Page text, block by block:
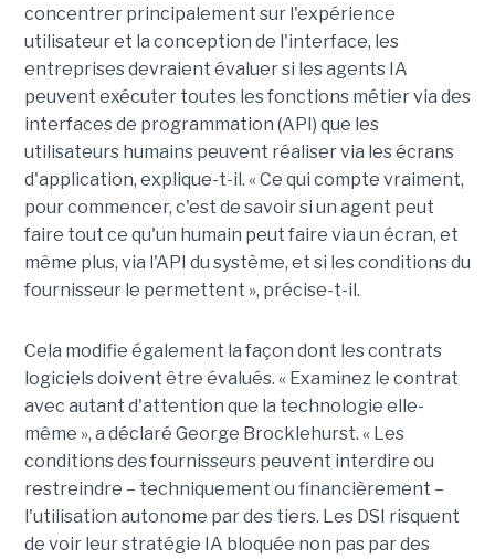
concentrer principalement sur l'expérience
utilisateur et la conception de l'interface, les
entreprises devraient évaluer si les agents IA
peuvent exécuter toutes les fonctions métier via des
interfaces de programmation (API) que les
utilisateurs humains peuvent réaliser via les écrans
d'application, explique-t-il. « Ce qui compte vraiment,
pour commencer, c'est de savoir si un agent peut
faire tout ce qu'un humain peut faire via un écran, et
même plus, via l'API du système, et si les conditions du
fournisseur le permettent », précise-t-il.
Cela modifie également la façon dont les contrats
logiciels doivent être évalués. « Examinez le contrat
avec autant d'attention que la technologie elle-
même », a déclaré George Brocklehurst. « Les
conditions des fournisseurs peuvent interdire ou
restreindre – techniquement ou financièrement – ​​
l'utilisation autonome par des tiers. Les DSI risquent
de voir leur stratégie IA bloquée non pas par des